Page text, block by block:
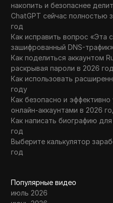
накопить и безопаснее
ChatGPT сейчас полностью
год
Как исправить вопрос «Эта
зашифрованный DNS-трафик»
Как поделиться аккаунтом
раскрывая пароли в 2026
Как использовать
году
Как безопасно и
онлайн-аккаунтами в 2026
Как написать биографию
год
Выберите калькулятор
год
Популярные видео
июль 2026